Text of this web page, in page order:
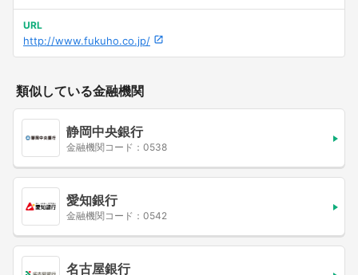
URL
http://www.fukuho.co.jp/
類似している金融機関
静岡中央銀行
金融機関コード：0538
愛知銀行
金融機関コード：0542
名古屋銀行